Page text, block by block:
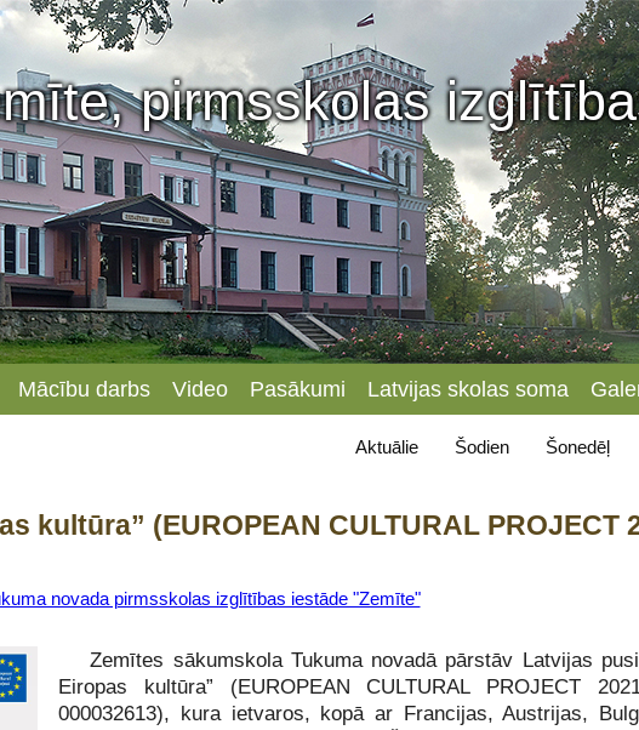
pirmsskolas
Mācību darbs Video Pasākumi Latvijas skolas soma
Aktuālie Šodien Šonedēļ
kultūra” (EUROPEAN CULTURAL PROJECT
novada pirmsskolas izglītības iestāde "Zemīte"
Zemītes sākumskola Tukuma novadā pārstāv Latvijas
Eiropas kultūra” (EUROPEAN CULTURAL PROJECT
000032613), kura ietvaros, kopā ar Francijas, Austrijas,